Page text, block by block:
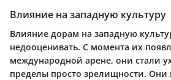
Влияние на западную культуру
Влияние дорам на западную
недооценивать. С момента их
международной арене, они стали
пределы просто зрелищности. Они